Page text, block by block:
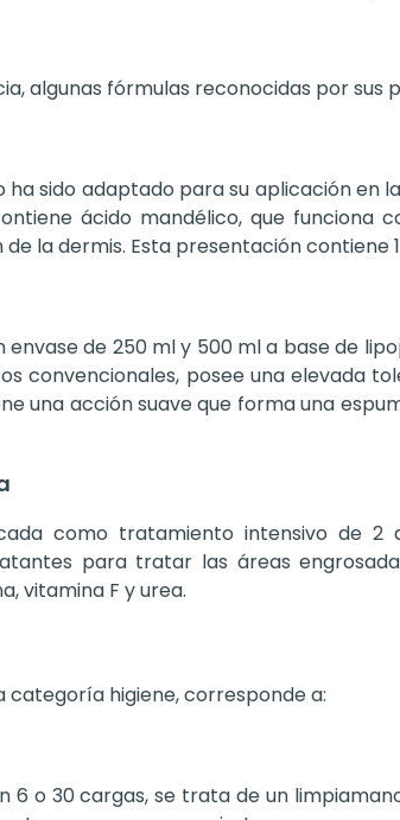
algunas fórmulas reconocidas por sus
sido adaptado para su aplicación en
ácido mandélico, que funciona
la dermis. Esta presentación contiene
envase de 250 ml y 500 ml a base de
convencionales, posee una elevada
una acción suave que forma una
como tratamiento intensivo de 2
para tratar las áreas
vitamina F y urea.
categoría higiene, corresponde a:
6 o 30 cargas, se trata de un